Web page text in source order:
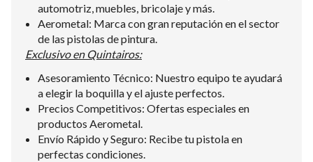
automotriz, muebles, bricolaje y más.
Aerometal: Marca con gran reputación en el sector
de las pistolas de pintura.
Exclusivo en Quintairos:
Asesoramiento Técnico: Nuestro equipo te ayudará
a elegir la boquilla y el ajuste perfectos.
Precios Competitivos: Ofertas especiales en
productos Aerometal.
Envío Rápido y Seguro: Recibe tu pistola en
perfectas condiciones.